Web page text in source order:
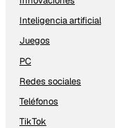
Inteligencia artificial
Juegos
PC
Redes sociales
Teléfonos
TikTok